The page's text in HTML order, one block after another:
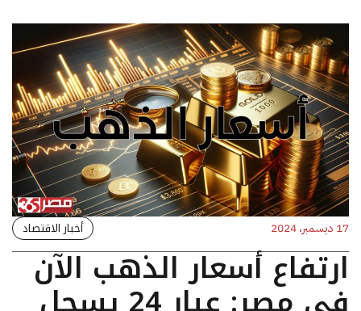
17 ديسمبر، 2024 أخبار الاقتصاد
ارتفاع أسعار الذهب الآن